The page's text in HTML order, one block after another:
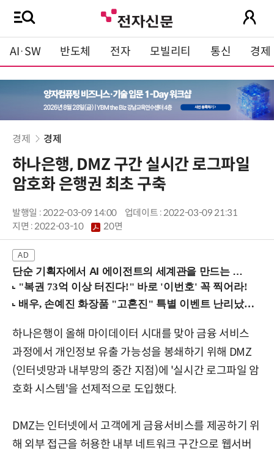
AI·SW 반도체 전자 모빌리티 통신 경제
경제 경제
하나은행, DMZ 구간 실시간 로그파일
암호화 은행권 최초 구축
발행일 : 2022-03-09 14:00
업데이트 : 2022-03-09 21:31
지면 :2022-03-10 20면
단순 기획자에서 AI 에이전트의 세계관을 만드는 지식 설계자로.. (8/20 강남역)
하나은행이 올해 마이데이터 시대를 맞아 금융 서비스
과정에서 개인정보 유출 가능성을 봉쇄하기 위해 DMZ
(인터넷망과 내부망의 중간 지점)에 '실시간 로그파일 암
호화 시스템'을 선제적으로 도입했다.
DMZ는 인터넷에서 고객에게 금융서비스를 제공하기 위
해 외부 접근을 허용한 내부 네트워크 구간으로 웹서버